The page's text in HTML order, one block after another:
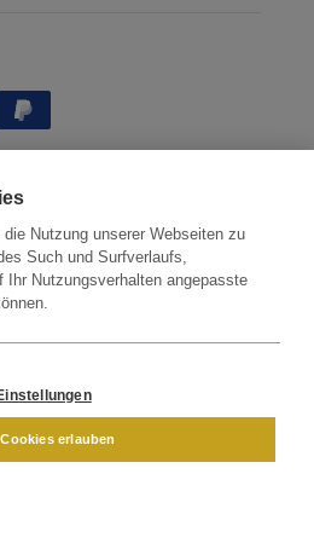
Partner
Versand
DAMEN
Nutzung unserer Webseiten zu
Such und Surfverlaufs,
Ihr Nutzungsverhalten angepasste
erlauben